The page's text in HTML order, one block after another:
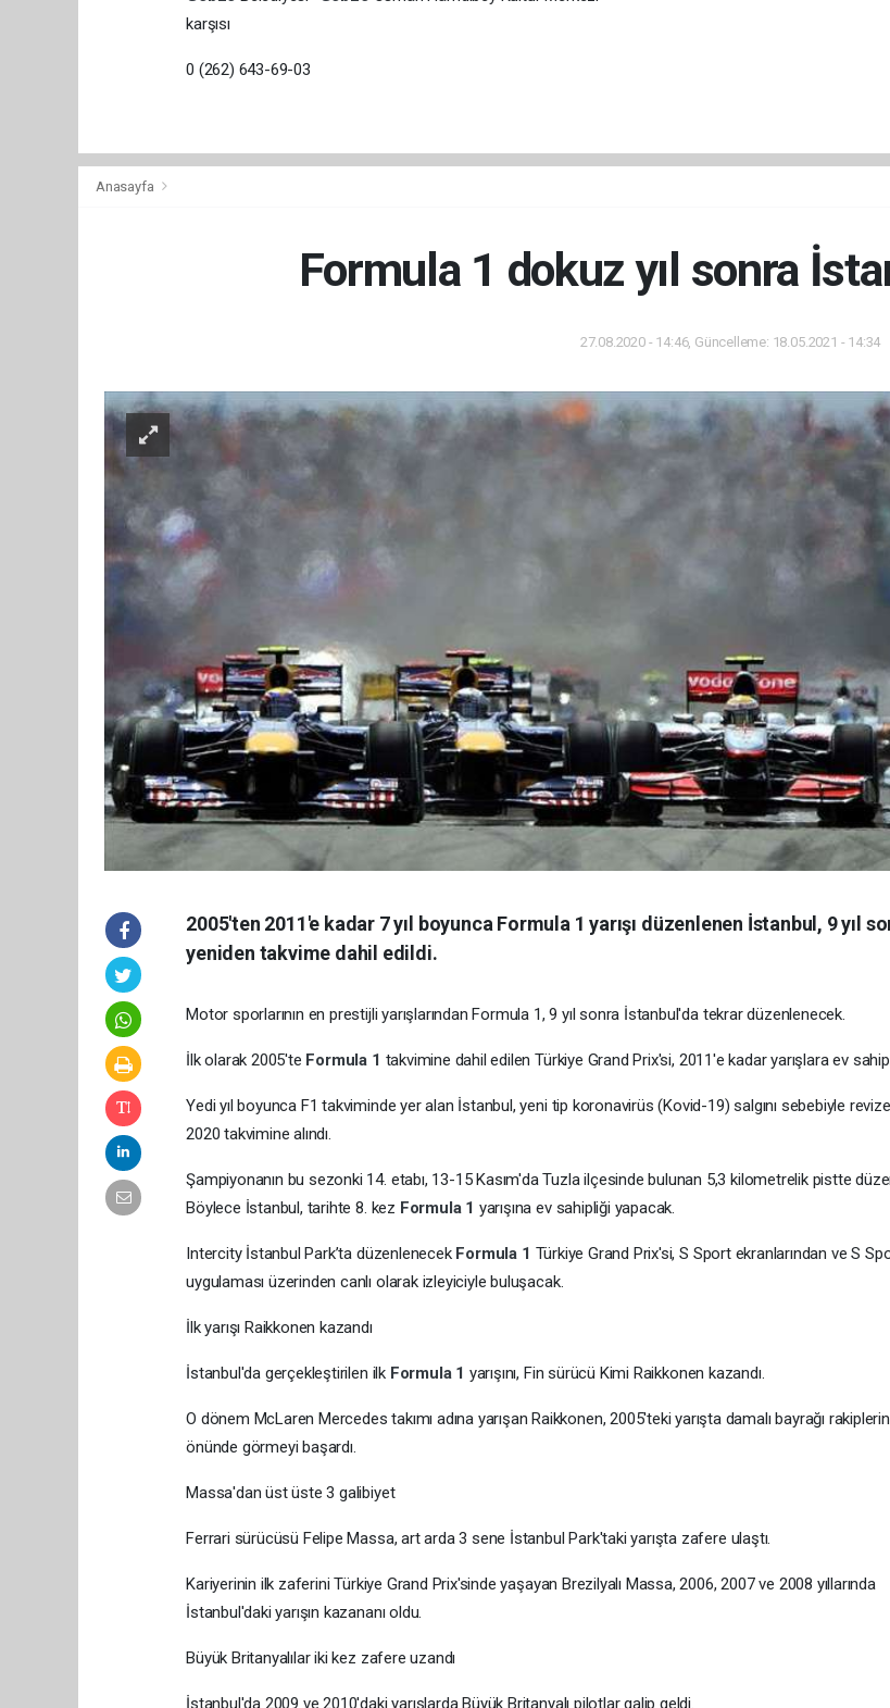
karşısı
0 (262) 643-69-03
Anasayfa
Formula 1 dokuz yıl sonra
27.08.2020 - 14:46, Güncelleme: 18.05.2021 - 14:34
2005'ten 2011'e kadar 7 yıl boyunca Formula 1 yarışı düzenlenen İstanbul, 9 yıl
yeniden takvime dahil edildi.
Motor sporlarının en prestijli yarışlarından Formula 1, 9 yıl sonra İstanbul'da tekrar düzenlenecek.
İlk olarak 2005'te Formula 1 takvimine dahil edilen Türkiye Grand Prix'si, 2011'e kadar yarışlara ev
Yedi yıl boyunca F1 takviminde yer alan İstanbul, yeni tip koronavirüs (Kovid-19) salgını sebebiyle
2020 takvimine alındı.
Şampiyonanın bu sezonki 14. etabı, 13-15 Kasım'da Tuzla ilçesinde bulunan 5,3 kilometrelik pistte
Böylece İstanbul, tarihte 8. kez Formula 1 yarışına ev sahipliği yapacak.
Intercity İstanbul Park’ta düzenlenecek Formula 1 Türkiye Grand Prix'si, S Sport ekranlarından ve S
uygulaması üzerinden canlı olarak izleyiciyle buluşacak.
İlk yarışı Raikkonen kazandı
İstanbul'da gerçekleştirilen ilk Formula 1 yarışını, Fin sürücü Kimi Raikkonen kazandı.
O dönem McLaren Mercedes takımı adına yarışan Raikkonen, 2005'teki yarışta damalı bayrağı
önünde görmeyi başardı.
Massa'dan üst üste 3 galibiyet
Ferrari sürücüsü Felipe Massa, art arda 3 sene İstanbul Park'taki yarışta zafere ulaştı.
Kariyerinin ilk zaferini Türkiye Grand Prix'sinde yaşayan Brezilyalı Massa, 2006, 2007 ve 2008 yıllarında
İstanbul'daki yarışın kazananı oldu.
Büyük Britanyalılar iki kez zafere uzandı
İstanbul'da 2009 ve 2010'daki yarışlarda Büyük Britanyalı pilotlar galip geldi.